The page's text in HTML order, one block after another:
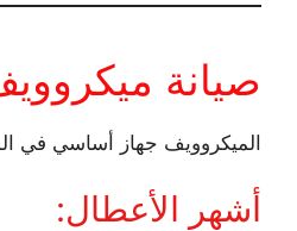
صيانة
الميكروويف جهاز أساسي في
أشهر الأعطال: